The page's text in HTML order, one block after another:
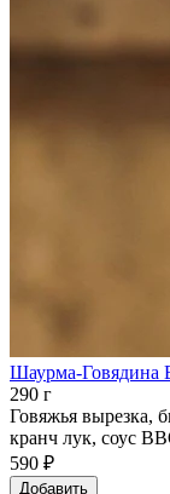
Шаурма-Говядина
290 г
Говяжья вырезка,
кранч лук, соус
590 ₽
Добавить